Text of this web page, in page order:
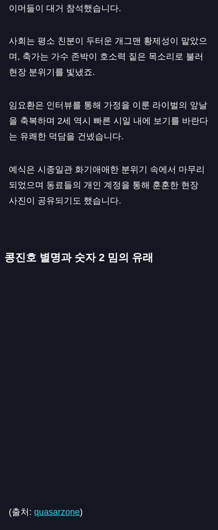
이머들이 대거 참석했습니다.
사회는 평소 친분이 두터운 개그맨 황제성이 맡았으
며, 축가는 가수 존박이 호소력 짙은 목소리로 불러
현장 분위기를 빛냈죠.
임요환은 인터뷰를 통해 가정을 이룬 라이벌의 앞날
을 축복하며 2세 역시 빠른 시일 내에 보기를 바란다
는 유쾌한 덕담을 건넸습니다.
예식은 시종일관 화기애애한 분위기 속에서 마무리
되었으며 동료들의 개인 계정을 통해 훈훈한 현장
사진이 공유되기도 했습니다.
콩진호 별명과 숫자 2 밈의 유래
(출처: quasarzone)